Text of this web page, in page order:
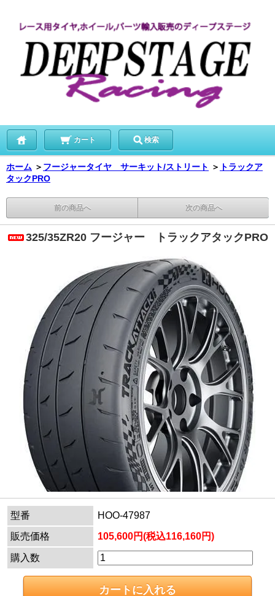
カート 検索
ホーム ＞ フージャータイヤ サーキット/ストリート ＞ トラックア
タックPRO
前の商品へ 次の商品へ
325/35ZR20 フージャー トラックアタックPRO
型番
HOO-47987
販売価格
105,600円(税込116,160円)
購入数